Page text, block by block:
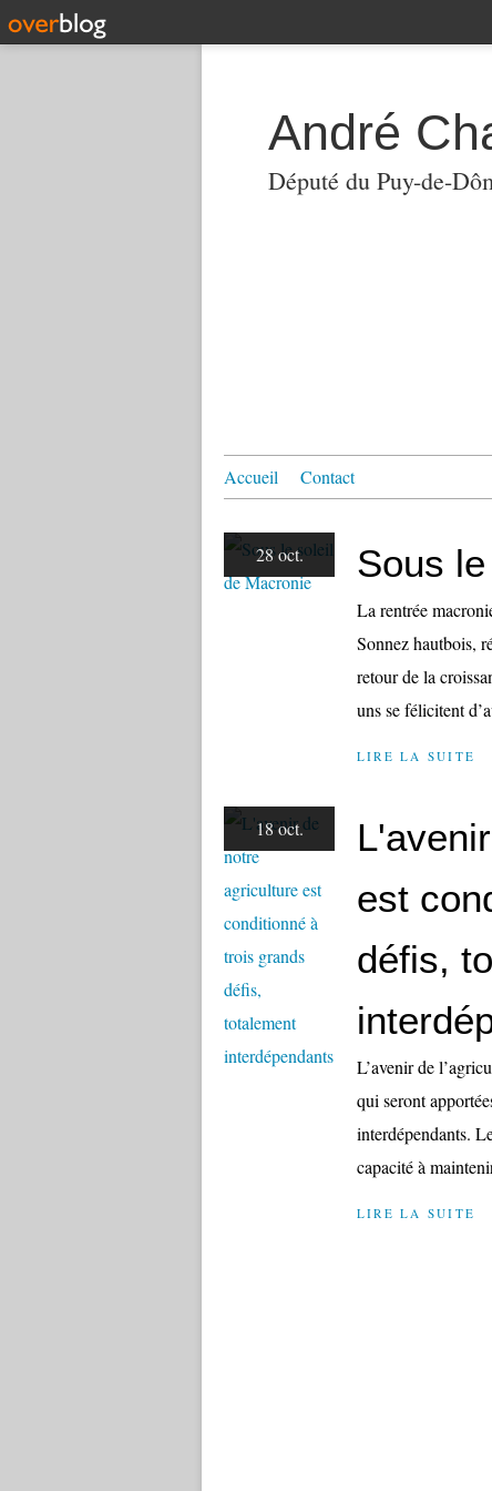
André
Député du Puy-de-
Accueil Contact
28 oct. Sous
La rentrée
Sonnez hautbois,
retour de la
uns se félicitent
LIRE LA SUITE
18 oct.
est
défis,
L’avenir de
qui seront
interdépendants.
capacité à
LIRE LA SUITE